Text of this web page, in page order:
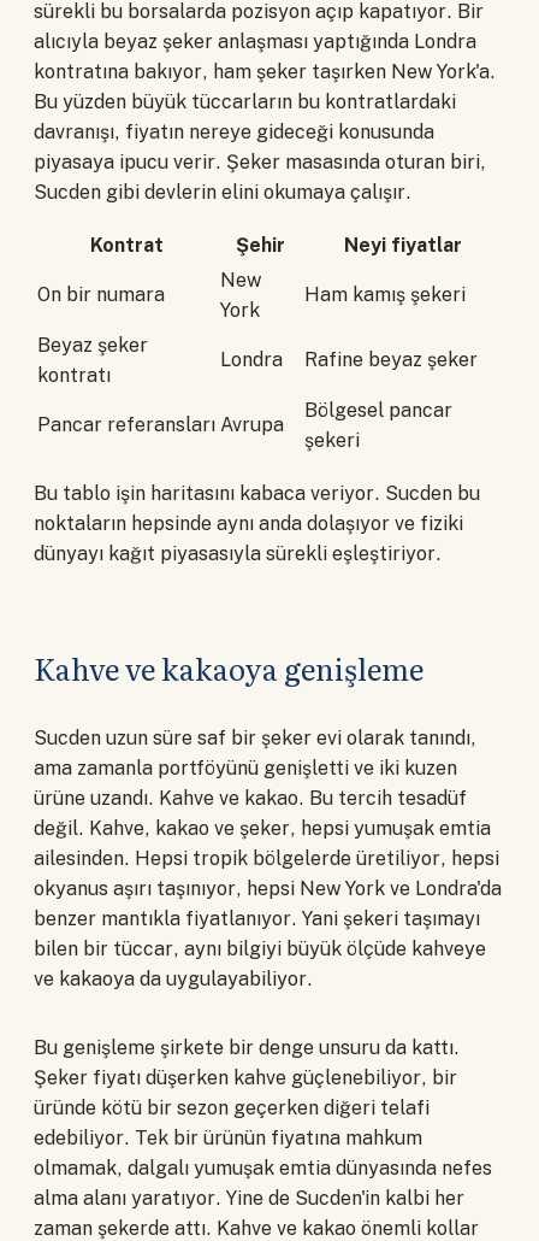
sürekli bu borsalarda pozisyon açıp kapatıyor. Bir
alıcıyla beyaz şeker anlaşması yaptığında Londra
kontratına bakıyor, ham şeker taşırken New York'a.
Bu yüzden büyük tüccarların bu kontratlardaki
davranışı, fiyatın nereye gideceği konusunda
piyasaya ipucu verir. Şeker masasında oturan biri,
Sucden gibi devlerin elini okumaya çalışır.
Kontrat Şehir Neyi fiyatlar
On bir numara
New
York
Ham kamış şekeri
Beyaz şeker
kontratı
Londra Rafine beyaz şeker
Pancar referansları Avrupa
Bölgesel pancar
şekeri
Bu tablo işin haritasını kabaca veriyor. Sucden bu
noktaların hepsinde aynı anda dolaşıyor ve fiziki
dünyayı kağıt piyasasıyla sürekli eşleştiriyor.
Kahve ve kakaoya genişleme
Sucden uzun süre saf bir şeker evi olarak tanındı,
ama zamanla portföyünü genişletti ve iki kuzen
ürüne uzandı. Kahve ve kakao. Bu tercih tesadüf
değil. Kahve, kakao ve şeker, hepsi yumuşak emtia
ailesinden. Hepsi tropik bölgelerde üretiliyor, hepsi
okyanus aşırı taşınıyor, hepsi New York ve Londra'da
benzer mantıkla fiyatlanıyor. Yani şekeri taşımayı
bilen bir tüccar, aynı bilgiyi büyük ölçüde kahveye
ve kakaoya da uygulayabiliyor.
Bu genişleme şirkete bir denge unsuru da kattı.
Şeker fiyatı düşerken kahve güçlenebiliyor, bir
üründe kötü bir sezon geçerken diğeri telafi
edebiliyor. Tek bir ürünün fiyatına mahkum
olmamak, dalgalı yumuşak emtia dünyasında nefes
alma alanı yaratıyor. Yine de Sucden'in kalbi her
zaman şekerde attı. Kahve ve kakao önemli kollar